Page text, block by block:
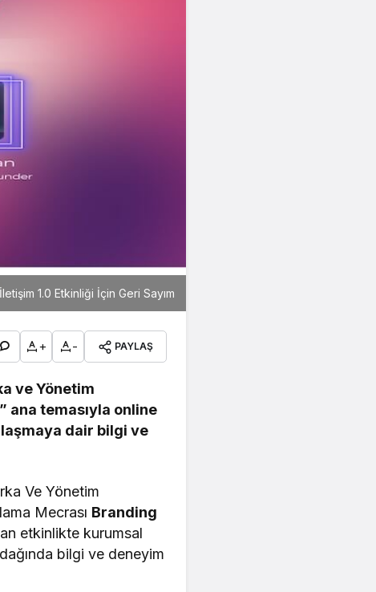
1.0 Etkinliği İçin Geri Sayım
+ - PAYLAŞ
ve Yönetim
ana temasıyla online
dair bilgi ve
Ve Yönetim
Mecrası Branding
etkinlikte kurumsal
bilgi ve deneyim